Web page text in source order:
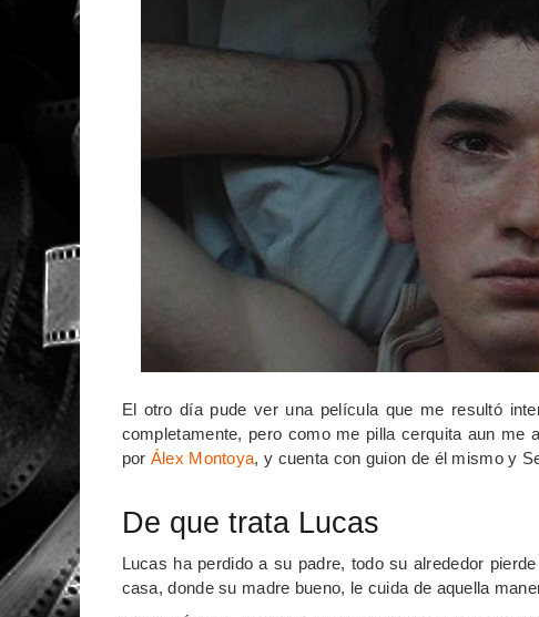
El otro día pude ver una película que me resultó
completamente, pero como me pilla cerquita aun
por Álex Montoya, y cuenta con guion de él mismo y
De que trata Lucas
Lucas ha perdido a su padre, todo su alrededor
casa, donde su madre bueno, le cuida de aquella